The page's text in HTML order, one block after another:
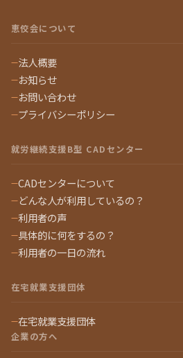
恵佼会について
法人概要
お知らせ
お問い合わせ
プライバシーポリシー
就労継続支援B型 CADセンター
CADセンターについて
どんな人が利用しているの？
利用者の声
具体的に何をするの？
利用者の一日の流れ
在宅就業支援団体
在宅就業支援団体
企業の方へ